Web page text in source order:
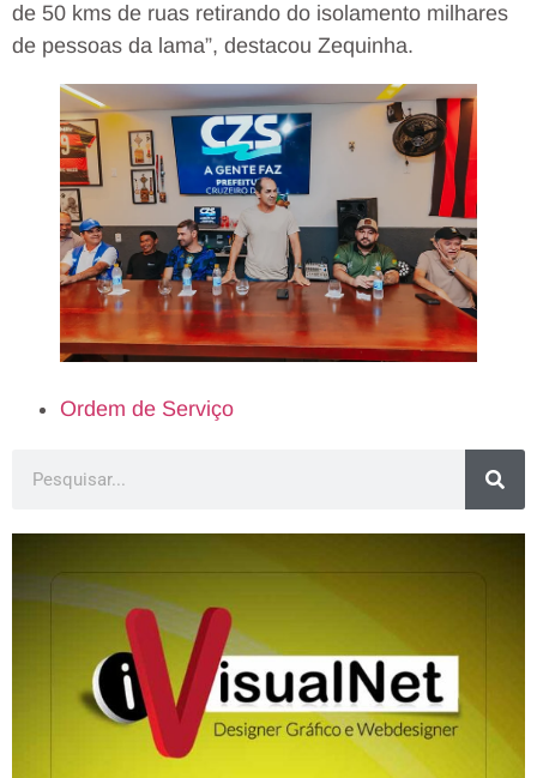
de 50 kms de ruas retirando do isolamento milhares
de pessoas da lama”, destacou Zequinha.
Ordem de Serviço